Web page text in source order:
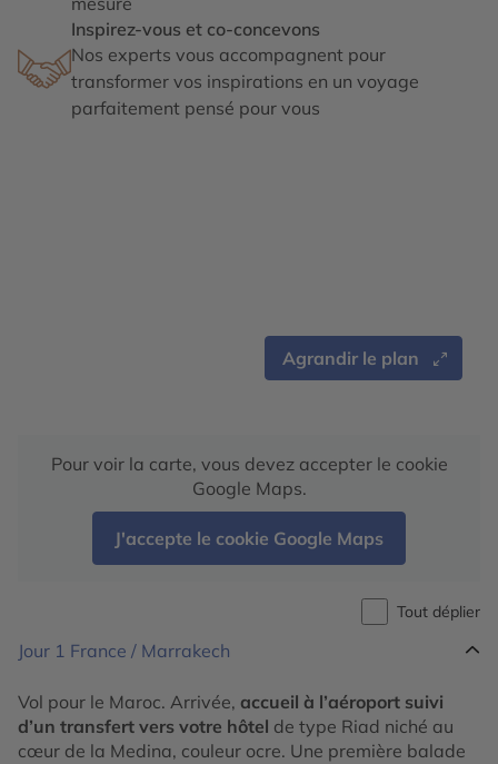
Inspirez-vous et co-concevons
Nos experts vous accompagnent pour
transformer vos inspirations en un voyage
parfaitement pensé pour vous
Agrandir le plan
Pour voir la carte, vous devez accepter le cookie
Google Maps.
J'accepte le cookie Google Maps
Tout déplier
Jour 1 France / Marrakech
Vol pour le Maroc. Arrivée, accueil à l’aéroport suivi
d’un transfert vers votre hôtel de type Riad niché au
cœur de la Medina, couleur ocre. Une première balade